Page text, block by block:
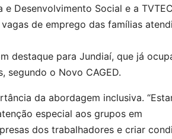
Desenvolvimento Social e a
de emprego das famílias
destaque para Jundiaí, que já
segundo o Novo CAGED.
da abordagem inclusiva.
especial aos grupos em
dos trabalhadores e criar